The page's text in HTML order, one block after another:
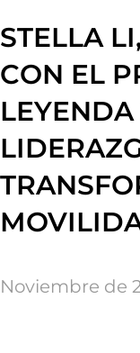
STELLA
CON EL
Noviembre de